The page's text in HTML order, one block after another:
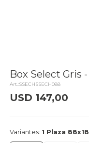
Box Select Gris -
SSECHSSECH088
USD 147,00
Variantes: 1 Plaza